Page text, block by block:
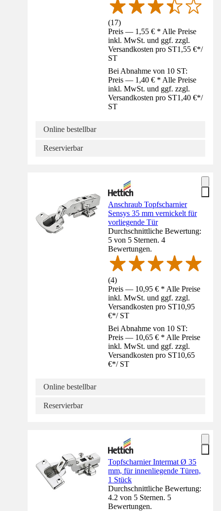
(17)
Preis — 1,55 € * Alle Preise
inkl. MwSt. und ggf. zzgl.
Versandkosten pro ST1,55 €*/
ST
Bei Abnahme von 10 ST:
Preis — 1,40 € * Alle Preise
inkl. MwSt. und ggf. zzgl.
Versandkosten pro ST1,40 €*/
ST
Online bestellbar
Reservierbar
Anschraub Topfscharnier
Sensys 35 mm vernickelt für
vorliegende Tür
Durchschnittliche Bewertung:
5 von 5 Sternen. 4
Bewertungen.
(4)
Preis — 10,95 € * Alle Preise
inkl. MwSt. und ggf. zzgl.
Versandkosten pro ST10,95
€*/ ST
Bei Abnahme von 10 ST:
Preis — 10,65 € * Alle Preise
inkl. MwSt. und ggf. zzgl.
Versandkosten pro ST10,65
€*/ ST
Online bestellbar
Reservierbar
Topfscharnier Intermat Ø 35
mm, für innenliegende Türen,
1 Stück
Durchschnittliche Bewertung:
4.2 von 5 Sternen. 5
Bewertungen.